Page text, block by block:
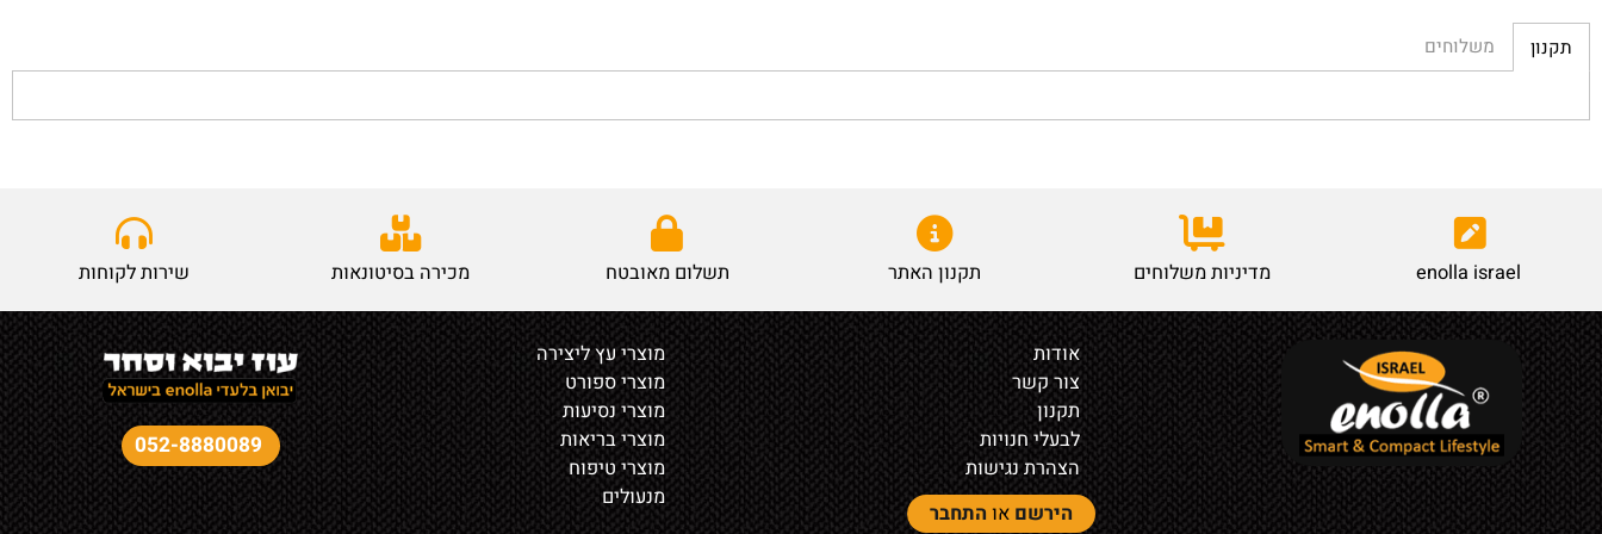
enolla israel מדיניות משלוחים תקנון האתר תשלום מאובטח מכירה בסיטונאות שירות לקוחות
אודות
צור קשר
תקנון
לבעלי חנויות
מוצרי עץ ליצירה
מוצרי ספורט
מוצרי נסיעות
מוצרי בריאות
052-8880089